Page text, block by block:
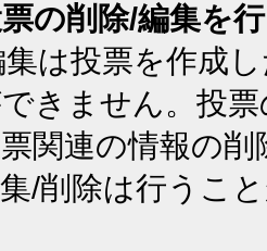
の削除/編集を
は投票を作成
きません。投
関連の情報の
/削除は行うこ